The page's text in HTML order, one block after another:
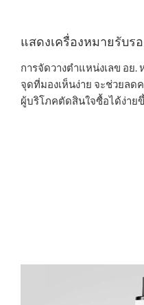
แสดงเครื่องหมายรับร
การจัดวางตำแหน่งเลข อย.
จุดที่มองเห็นง่าย จะช่วยลด
ผู้บริโภคตัดสินใจซื้อได้ง่าย